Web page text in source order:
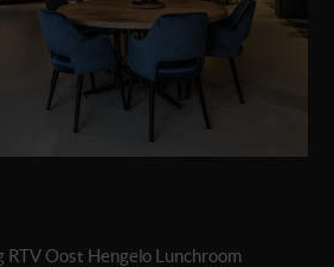
Oost Hengelo Lunchroom